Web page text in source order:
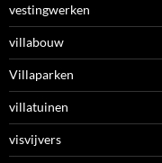
vestingwerken
villabouw
Villaparken
villatuinen
visvijvers